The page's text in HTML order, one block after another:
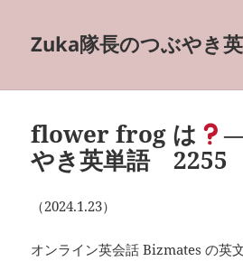
Zuka隊長のつぶやき
flower frog は
やき英単語 2255
（2024.1.23）
オンライン英会話 Bizmates の英